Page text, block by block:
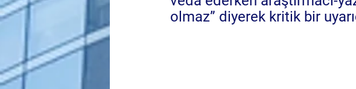
olmaz” diyerek kritik bir